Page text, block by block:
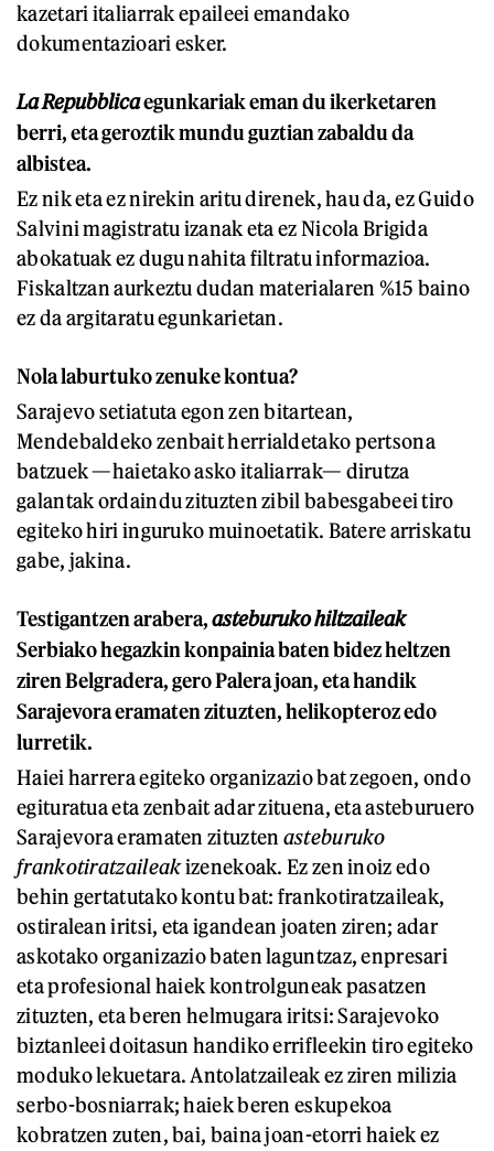
kazetari italiarrak epaileei emandako
dokumentazioari esker.
La Repubblicaegunkariak eman du ikerketaren
berri, eta geroztik mundu guztian zabaldu da
albistea.
Ez nik eta ez nirekin aritu direnek, hau da, ez Guido
Salvini magistratu izanak eta ez Nicola Brigida
abokatuak ez dugu nahita filtratu informazioa.
Fiskaltzan aurkeztu dudan materialaren %15 baino
ez da argitaratu egunkarietan.
Nola laburtuko zenuke kontua?
Sarajevo setiatuta egon zen bitartean,
Mendebaldeko zenbait herrialdetako pertsona
batzuek —haietako asko italiarrak— dirutza
galantak ordaindu zituzten zibil babesgabeei tiro
egiteko hiri inguruko muinoetatik. Batere arriskatu
gabe, jakina.
Testigantzen arabera,asteburuko hiltzaileak
Serbiako hegazkin konpainia baten bidez heltzen
ziren Belgradera, gero Palera joan, eta handik
Sarajevora eramaten zituzten, helikopteroz edo
lurretik.
Haiei harrera egiteko organizazio bat zegoen, ondo
egituratua eta zenbait adar zituena, eta asteburuero
Sarajevora eramaten zituzten asteburuko
frankotiratzaileakizenekoak. Ez zen inoiz edo
behin gertatutako kontu bat: frankotiratzaileak,
ostiralean iritsi, eta igandean joaten ziren; adar
askotako organizazio baten laguntzaz, enpresari
eta profesional haiek kontrolguneak pasatzen
zituzten, eta beren helmugara iritsi: Sarajevoko
biztanleei doitasun handiko errifleekin tiro egiteko
moduko lekuetara. Antolatzaileak ez ziren milizia
serbo-bosniarrak; haiek beren eskupekoa
kobratzen zuten, bai, baina joan-etorri haiek ez